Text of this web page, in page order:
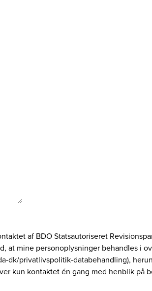
af BDO Statsautoriseret
at mine personoplysninger behandles i
dk/privatlivspolitik-databehandling),
kun kontaktet én gang med henblik på